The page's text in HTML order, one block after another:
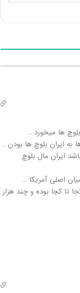
ها میخورد …
به ایران بلوچ ها بودن …
ایران مال بلوچ
اصلی آمریکا …
تا کجا بوده و چند هزار